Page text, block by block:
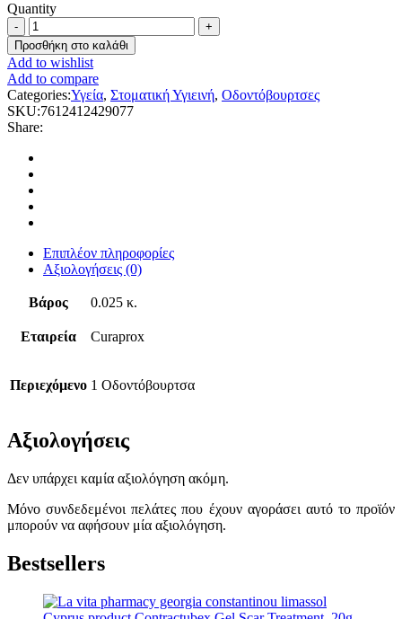
Quantity
Curaprox
Kids
Ultra
Soft
4-
12
Years,
1pc
quantity
Προσθήκη στο καλάθι
Add to wishlist
Add to compare
Categories:Υγεία, Στοματική Υγιεινή, Οδοντόβουρτσες
SKU:7612412429077
Share:
Επιπλέον πληροφορίες
Αξιολογήσεις (0)
Βάρος 0.025 κ.
Εταιρεία Curaprox
Περιεχόμενο 1 Οδοντόβουρτσα
Αξιολογήσεις
Δεν υπάρχει καμία αξιολόγηση ακόμη.
Μόνο συνδεδεμένοι πελάτες που έχουν αγοράσει αυτό το προϊόν
μπορούν να αφήσουν μία αξιολόγηση.
Bestsellers